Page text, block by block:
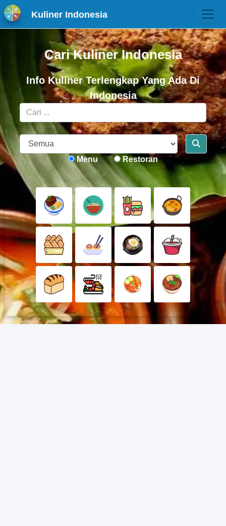
Kuliner Indonesia
Cari Kuliner Indonesia
Info Kuliner Terlengkap Yang Ada Di
Indonesia
Menu Restoran